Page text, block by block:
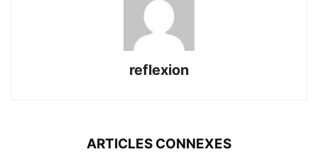
reflexion
ARTICLES CONNEXES